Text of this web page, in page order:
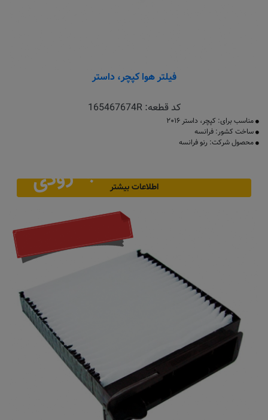
فیلتر هوا کپچر، داستر
کد قطعه:165467674R
مناسب برای: کپچر، داستر ۲۰۱۶
ساخت کشور: فرانسه
محصول شرکت: رنو فرانسه
اطلاعات بیشتر به زودی